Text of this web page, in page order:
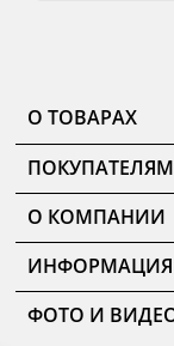
О ТОВАРАХ
ТОВАРЫ
КОМНАТЫ
КОЛЛЕКЦИИ
НОВИНКИ
РАСПРОДАЖА
АКЦИИ
ПОКУПАТЕЛЯМ
Как сделать заказ
Оплата
О ценах и
Подарочные
Доставка и
Замер
О КОМПАНИИ
Наши салоны
История
Нам доверяют
Новости
ИНФОРМАЦИЯ
Уход за мебелью
Карельский
ФОТО И